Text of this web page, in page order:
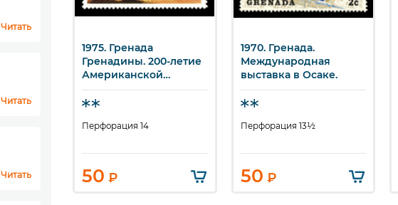
Читать
Читать
Читать
Быстрый просмотр
1975. Гренада
Гренадины. 200-летие
Американской
революции.
Перфорация 14
50 ₽
Быстрый просмотр
1970. Гренада.
Международная
выставка в Осаке.
Перфорация 13½
50 ₽